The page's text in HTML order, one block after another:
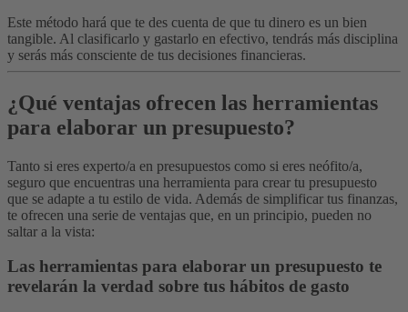
Este método hará que te des cuenta de que tu dinero es un bien
tangible. Al clasificarlo y gastarlo en efectivo, tendrás más disciplina
y serás más consciente de tus decisiones financieras.
¿Qué ventajas ofrecen las herramientas
para elaborar un presupuesto?
Tanto si eres experto/a en presupuestos como si eres neófito/a,
seguro que encuentras una herramienta para crear tu presupuesto
que se adapte a tu estilo de vida. Además de simplificar tus finanzas,
te ofrecen una serie de ventajas que, en un principio, pueden no
saltar a la vista:
Las herramientas para elaborar un presupuesto te
revelarán la verdad sobre tus hábitos de gasto